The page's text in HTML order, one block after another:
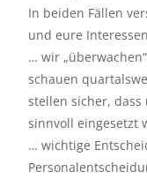
In beiden Fällen
und eure
… wir
schauen
stellen sicher, dass
sinnvoll eingesetzt
… wichtige